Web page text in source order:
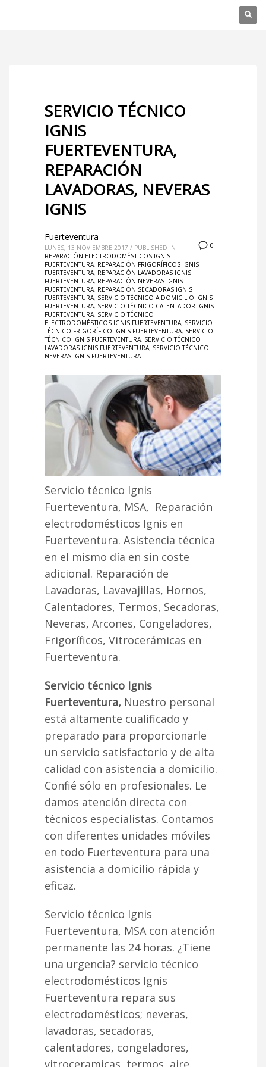
SERVICIO TÉCNICO
IGNIS
FUERTEVENTURA,
REPARACIÓN
LAVADORAS, NEVERAS
IGNIS
0
Fuerteventura
LUNES, 13 NOVIEMBRE 2017 / PUBLISHED IN
REPARACIÓN ELECTRODOMÉSTICOS IGNIS
FUERTEVENTURA, REPARACIÓN FRIGORÍFICOS IGNIS
FUERTEVENTURA, REPARACIÓN LAVADORAS IGNIS
FUERTEVENTURA, REPARACIÓN NEVERAS IGNIS
FUERTEVENTURA, REPARACIÓN SECADORAS IGNIS
FUERTEVENTURA, SERVICIO TÉCNICO A DOMICILIO IGNIS
FUERTEVENTURA, SERVICIO TÉCNICO CALENTADOR IGNIS
FUERTEVENTURA, SERVICIO TÉCNICO
ELECTRODOMÉSTICOS IGNIS FUERTEVENTURA, SERVICIO
TÉCNICO FRIGORÍFICO IGNIS FUERTEVENTURA, SERVICIO
TÉCNICO IGNIS FUERTEVENTURA, SERVICIO TÉCNICO
LAVADORAS IGNIS FUERTEVENTURA, SERVICIO TÉCNICO
NEVERAS IGNIS FUERTEVENTURA
Servicio técnico Ignis
Fuerteventura, MSA, Reparación
electrodomésticos Ignis en
Fuerteventura. Asistencia técnica
en el mismo día en sin coste
adicional. Reparación de
Lavadoras, Lavavajillas, Hornos,
Calentadores, Termos, Secadoras,
Neveras, Arcones, Congeladores,
Frigoríficos, Vitrocerámicas en
Fuerteventura.
Servicio técnico Ignis
Fuerteventura, Nuestro personal
está altamente cualificado y
preparado para proporcionarle
un servicio satisfactorio y de alta
calidad con asistencia a domicilio.
Confié sólo en profesionales. Le
damos atención directa con
técnicos especialistas. Contamos
con diferentes unidades móviles
en todo Fuerteventura para una
asistencia a domicilio rápida y
eficaz.
Servicio técnico Ignis
Fuerteventura, MSA con atención
permanente las 24 horas. ¿Tiene
una urgencia? servicio técnico
electrodomésticos Ignis
Fuerteventura repara sus
electrodomésticos; neveras,
lavadoras, secadoras,
calentadores, congeladores,
vitroceramicas, termos, aire